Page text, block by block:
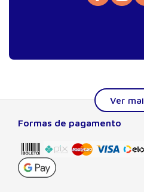
A Editora Manole é líder em
formação do estudante, do
científicas, técnicas e
Formas de pagamento